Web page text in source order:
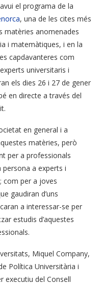
el programa de la
, una de les cites més
matèries anomenades
i matemàtiques, i en la
capdavanteres com
universitaris i
els dies 26 i 27 de gener
en directe a través del
en general i a
matèries, però
per a professionals
persona a experts i
com per a joves
gaudiran d’uns
a interessar-se per
estudis d’aquestes
Miquel Company,
Política Universitària i
executiu del Consell